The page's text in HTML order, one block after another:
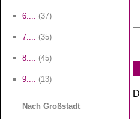
6.... (37)
7.... (35)
8.... (45)
9.... (13)
Nach Großstadt